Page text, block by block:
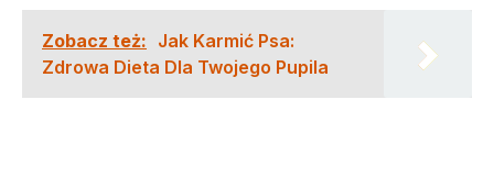
Zobacz też: Jak Karmić Psa:
Zdrowa Dieta Dla Twojego Pupila